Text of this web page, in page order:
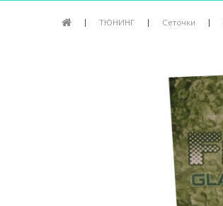
| ТЮНИНГ | Сеточки |